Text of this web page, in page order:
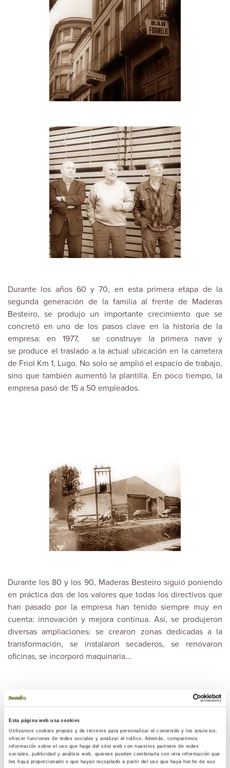
Esta página web usa cookies
Utilizamos cookies propias y de terceros para personalizar el contenido y los anuncios,
ofrecer funciones de redes sociales y analizar el tráfico. Además, compartimos
información sobre el uso que haga del sitio web con nuestros partners de redes
sociales, publicidad y análisis web, quienes pueden combinarla con otra información que
les haya proporcionado o que hayan recopilado a partir del uso que haya hecho de sus
Durante los años 60 y 70, en esta primera etapa de la
segunda generación de la familia al frente de Maderas
Besteiro, se produjo un importante crecimiento que se
concretó en uno de los pasos clave en la historia de la
empresa: en 1977, se construye la primera nave y
se produce el traslado a la actual ubicación en la carretera
de Friol Km 1, Lugo. No solo se amplió el espacio de trabajo,
sino que también aumentó la plantilla. En poco tiempo, la
empresa pasó de 15 a 50 empleados.
Durante los 80 y los 90, Maderas Besteiro siguió poniendo
en práctica dos de los valores que todas los directivos que
han pasado por la empresa han tenido siempre muy en
cuenta: innovación y mejora continua. Así, se produjeron
diversas ampliaciones: se crearon zonas dedicadas a la
transformación, se instalaron secaderos, se renovaron
oficinas, se incorporó maquinaria...
Con el cambio de siglo se volvía a hacer una ampliación
que consistió en la construcción de una nave para la
transformación de puertas. ¡Maderas Besteiro ya alcanzaba
una cubierta de más de 15.000m2 !